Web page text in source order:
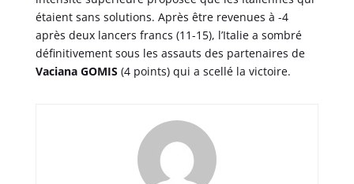
étaient sans solutions. Après être revenues à -4
après deux lancers francs (11-15), l’Italie a sombré
définitivement sous les assauts des partenaires de
Vaciana GOMIS(4 points) qui a scellé la victoire.